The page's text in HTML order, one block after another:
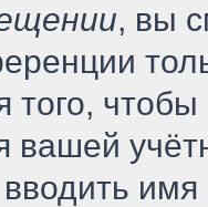
, вы
чтобы
вашей